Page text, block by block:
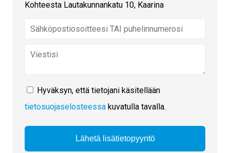
Kohteesta Lautakunnankatu 10, Kaarina
Hyväksyn, että tietojani käsitellään
tietosuojaselosteessa kuvatulla tavalla.